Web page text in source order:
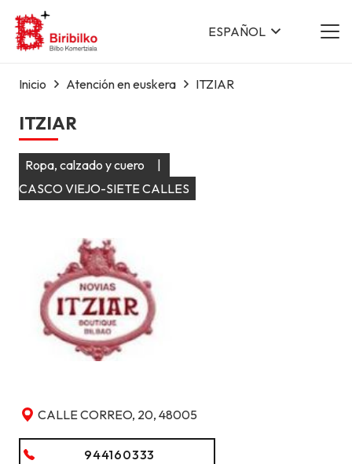
ESPAÑOL
Inicio Atención en euskera ITZIAR
ITZIAR
Ropa, calzado y cuero
|
CASCO VIEJO-SIETE CALLES
CALLE CORREO, 20, 48005
944160333